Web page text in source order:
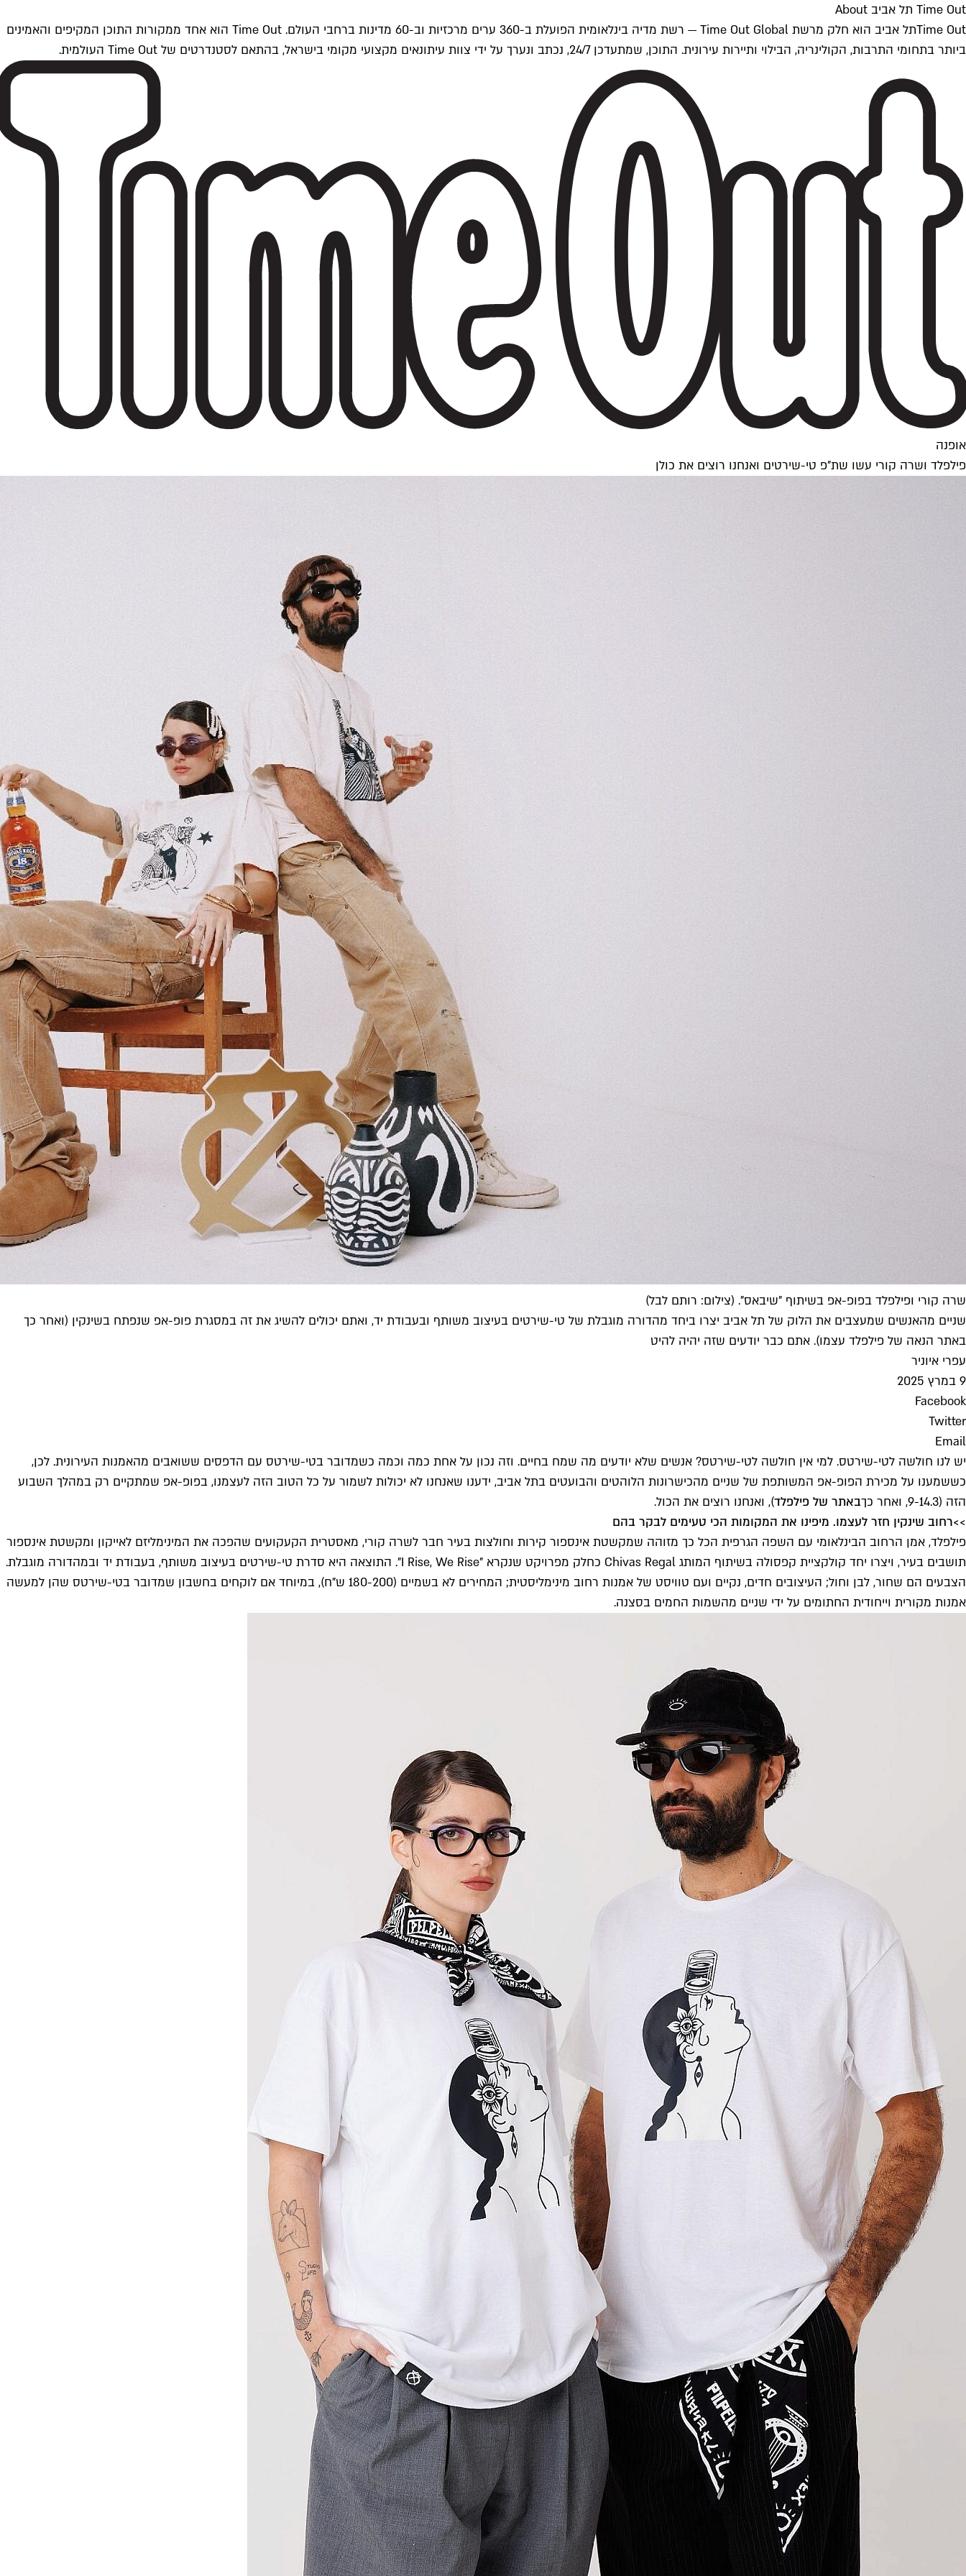
Time Out תל אביב About
Time Outתל אביב הוא חלק מרשת Time Out Global — רשת מדיה בינלאומית הפועלת ב-360 ערים מרכזיות וב-60 מדינות ברחבי העולם. Time Out הוא אחד ממקורות התוכן המקיפים והאמינים
ביותר בתחומי התרבות, הקולינריה, הבילוי ותיירות עירונית. התוכן, שמתעדכן 24/7, נכתב ונערך על ידי צוות עיתונאים מקצועי מקומי בישראל, בהתאם לסטנדרטים של Time Out העולמית.
אופנה
פילפלד ושרה קורי עשו שת"פ טי-שירטים ואנחנו רוצים את כולן
שרה קורי ופילפלד בפופ-אפ בשיתוף "שיבאס". (צילום: רותם לבל)
שניים מהאנשים שמעצבים את הלוק של תל אביב יצרו ביחד מהדורה מוגבלת של טי-שירטים בעיצוב משותף ובעבודת יד, ואתם יכולים להשיג את זה במסגרת פופ-אפ שנפתח בשינקין (ואחר כך
באתר הנאה של פילפלד עצמו). אתם כבר יודעים שזה יהיה להיט
עפרי איוניר
9 במרץ 2025
Facebook
Twitter
Email
יש לנו חולשה לטי-שירטס. למי אין חולשה לטי-שירטס? אנשים שלא יודעים מה שמח בחיים. וזה נכון על אחת כמה וכמה כשמדובר בטי-שירטס עם הדפסים ששואבים מהאמנות העירונית. לכן,
כששמענו על מכירת הפופ-אפ המשותפת של שניים מהכישרונות הלוהטים והבועטים בתל אביב, ידענו שאנחנו לא יכולות לשמור על כל הטוב הזה לעצמנו, בפופ-אפ שמתקיים רק במהלך השבוע
הזה (9-14.3, ואחר כך
באתר של פילפלד), ואנחנו רוצים את הכול.
>>רחוב שינקין חזר לעצמו. מיפינו את המקומות הכי טעימים לבקר בהם
פילפלד, אמן הרחוב הבינלאומי עם השפה הגרפית הכל כך מזוהה שמקשטת אינספור קירות וחולצות בעיר חבר לשרה קורי, מאסטרית הקעקועים שהפכה את המינימליזם לאייקון ומקשטת אינספור
תושבים בעיר, ויצרו יחד קולקציית קפסולה בשיתוף המותג Chivas Regal כחלק מפרויקט שנקרא "I Rise, We Rise". התוצאה היא סדרת טי-שירטים בעיצוב משותף, בעבודת יד ובמהדורה מוגבלת.
הצבעים הם שחור, לבן וחול; העיצובים חדים, נקיים ועם טוויסט של אמנות רחוב מינימליסטית; המחירים לא בשמיים (180-200 ש"ח), במיוחד אם לוקחים בחשבון שמדובר בטי-שירטס שהן למעשה
אמנות מקורית וייחודית החתומים על ידי שניים מהשמות החמים בסצנה.